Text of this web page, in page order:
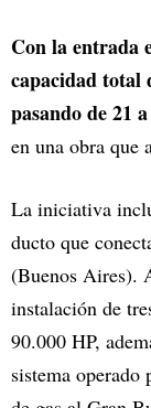
Con la entrada
capacidad total
pasando de 21
en una obra que
La iniciativa
ducto que
(Buenos Aires).
instalación de
90.000 HP,
sistema